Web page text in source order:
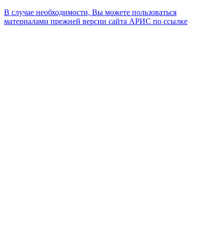
В случае необходимости, Вы можете пользоваться
материалами прежней версии сайта АРИС по ссылке